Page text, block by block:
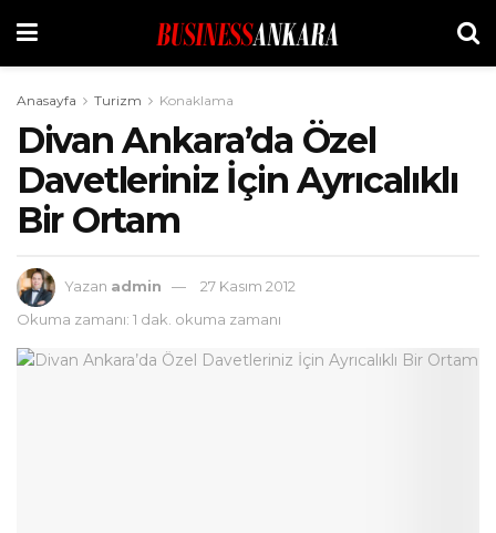
Anasayfa Turizm Konaklama
Divan Ankara’da Özel
Davetleriniz İçin Ayrıcalıklı
Bir Ortam
Yazan admin
27 Kasım 2012
Okuma zamanı: 1 dak. okuma zamanı